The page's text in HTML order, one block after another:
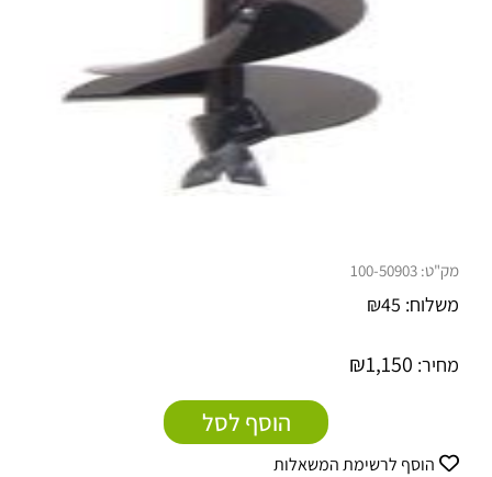
מק"ט: 100-50903
משלוח: ₪45
מחיר: ₪1,150
הוסף לסל
הוסף לרשימת המשאלות